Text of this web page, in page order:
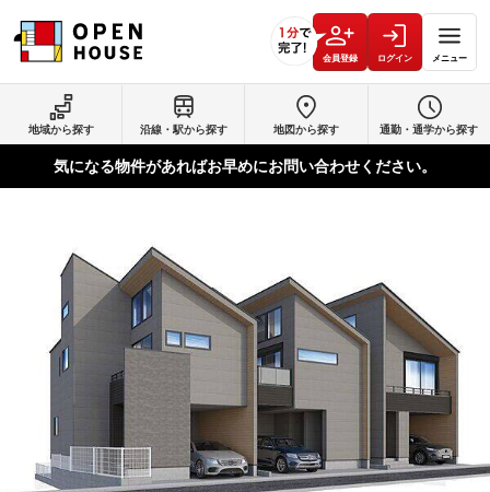
会員登録 ログイン メニュー
地域から探す 沿線・駅から探す 地図から探す 通勤・通学から探す
気になる物件があればお早めにお問い合わせください。